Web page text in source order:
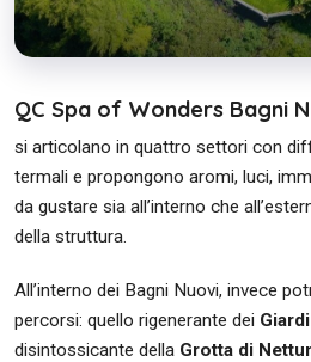
QC Spa of Wonders Bagni
si articolano in quattro settori con
termali e propongono aromi, luci,
da gustare sia all’interno che
della struttura.
All’interno dei Bagni Nuovi, invece
percorsi: quello rigenerante dei
disintossicante della Grotta di